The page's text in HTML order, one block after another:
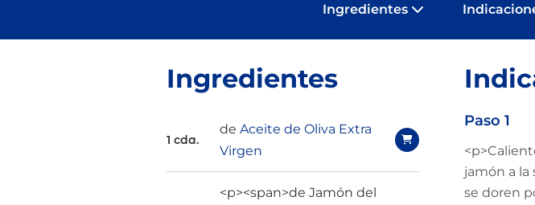
Ingredientes
Ingredientes
1 cda.
deAceite de Oliva Extra
Virgen
<p><span>de Jamón del
Paso 1
jamón a
se doren